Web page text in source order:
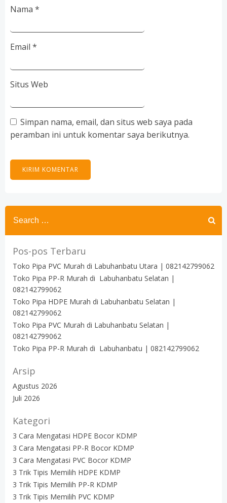
Nama *
Email *
Situs Web
Simpan nama, email, dan situs web saya pada
peramban ini untuk komentar saya berikutnya.
Search
for:
Pos-pos Terbaru
Toko Pipa PVC Murah di Labuhanbatu Utara | 082142799062
Toko Pipa PP-R Murah di Labuhanbatu Selatan |
082142799062
Toko Pipa HDPE Murah di Labuhanbatu Selatan |
082142799062
Toko Pipa PVC Murah di Labuhanbatu Selatan |
082142799062
Toko Pipa PP-R Murah di Labuhanbatu | 082142799062
Arsip
Agustus 2026
Juli 2026
Kategori
3 Cara Mengatasi HDPE Bocor KDMP
3 Cara Mengatasi PP-R Bocor KDMP
3 Cara Mengatasi PVC Bocor KDMP
3 Trik Tipis Memilih HDPE KDMP
3 Trik Tipis Memilih PP-R KDMP
3 Trik Tipis Memilih PVC KDMP